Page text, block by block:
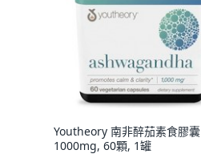
Youtheory 南非醉茄素食膠囊
1000mg, 60顆, 1罐